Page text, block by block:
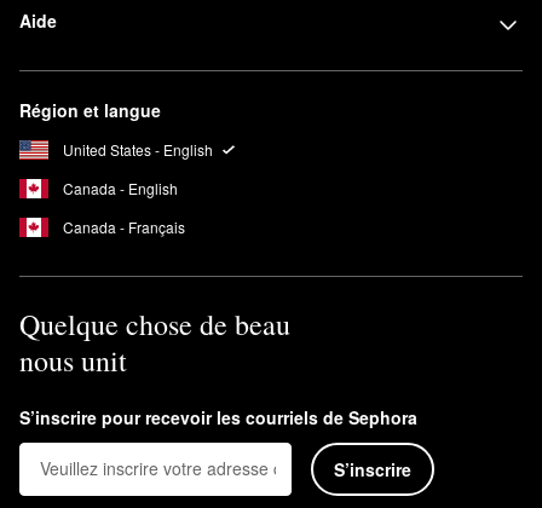
Aide
Région et langue
United States - English
Canada - English
Canada - Français
Quelque chose de beau
nous unit
S’inscrire pour recevoir les courriels de Sephora
S’inscrire